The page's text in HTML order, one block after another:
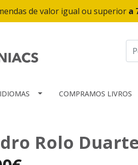
de valor igual ou superior a
COMPRAMOS LIVROS
Rolo